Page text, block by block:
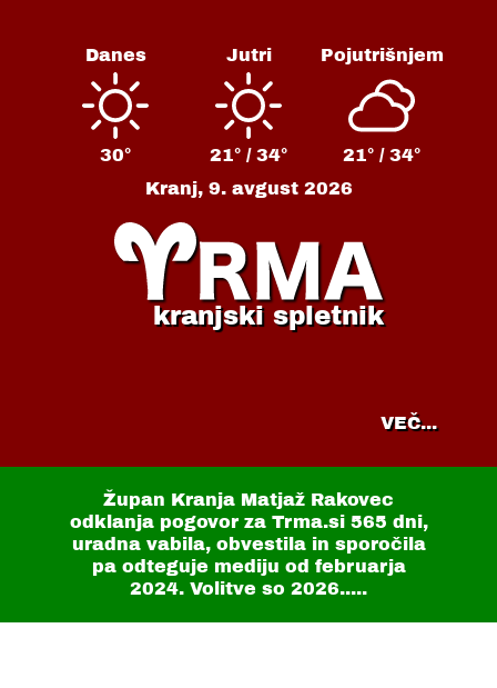
Danes
30°
Jutri
21° / 34°
Pojutrišnjem
21° / 34°
Kranj, 9. avgust 2026
kranjski spletnik
VEČ...
Župan Kranja Matjaž Rakovec
odklanja pogovor za Trma.si 565 dni,
uradna vabila, obvestila in sporočila
pa odteguje mediju od februarja
2024. Volitve so 2026.....